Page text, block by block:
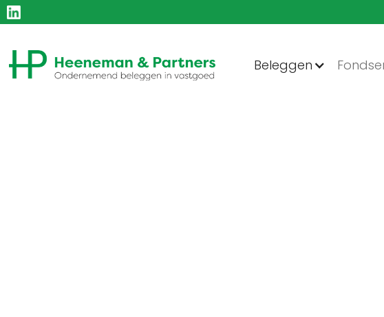
Beleggen